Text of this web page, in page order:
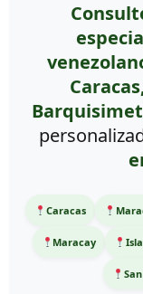
Caracas
Maracay